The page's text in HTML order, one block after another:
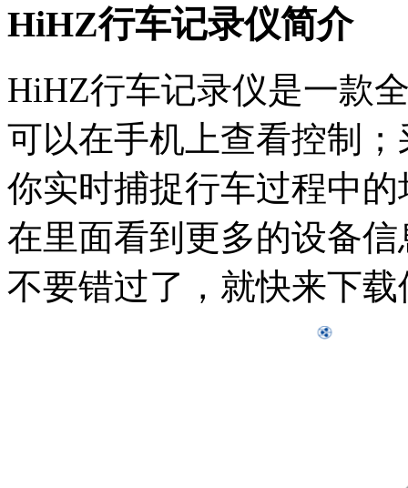
HiHZ行车记录仪简介
HiHZ行车记录仪是一款
可以在手机上查看控制
你实时捕捉行车过程中
在里面看到更多的设备
不要错过了，就快来下